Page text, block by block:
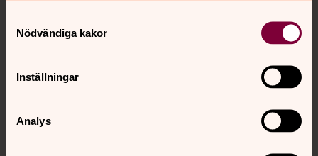
Nödvändiga kakor
Inställningar
Analys
Hitta snabbt